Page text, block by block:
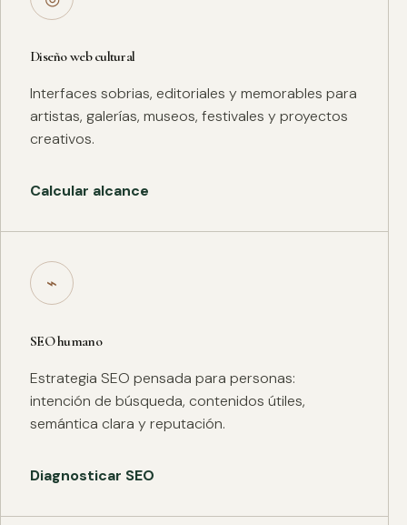
Diseño web cultural
Interfaces sobrias, editoriales y memorables para
artistas, galerías, museos, festivales y proyectos
creativos.
Calcular alcance
⌁
SEO humano
Estrategia SEO pensada para personas:
intención de búsqueda, contenidos útiles,
semántica clara y reputación.
Diagnosticar SEO